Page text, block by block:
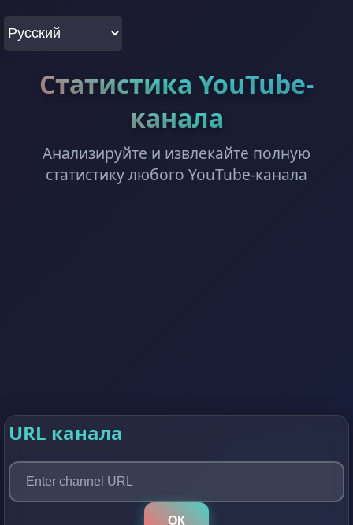
Статистика YouTube-
канала
Анализируйте и извлекайте полную
статистику любого YouTube-канала
URL канала
ОК